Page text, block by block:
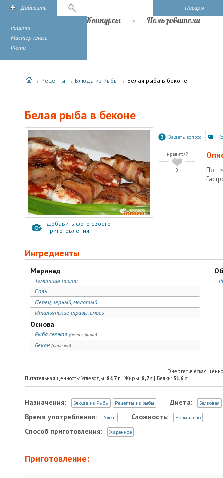
Повары
Добавить
Рецепт
Мастер-класс
Фото
Конкурсы Пользователи
→ Рецепты → Блюда из Рыбы → Белая рыба в беконе
Белая рыба в беконе
Добавить фото своего
приготовления
Задать вопрос
нравится?
0
По
Ингредиенты
Маринад
Томатная паста
Соль
Перец черный, молотый
Итальянские травы, смесь
Основа
Рыба свежая (белая, филе)
Бекон (нарезка)
Энергетическая
Питательная ценность: Углеводы: 84,7г| Жиры: 8,7г| Белки: 31,6 г
Назначения: Блюда из Рыбы Рецепты из рыбы Диета: Белковая
Время употребления: Ужин Сложность: Нормально
Способ приготовления: Жаренное
Приготовление: